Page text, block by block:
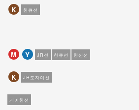
K 한큐선
M Y JR선 한큐선 한신선
K JR도자이선
케이한선